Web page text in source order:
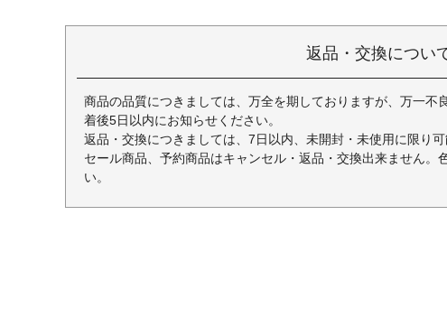
返品・交換につい
商品の品質につきましては、万全を期しておりますが、万一不
着後5日以内にお知らせください。
返品・交換につきましては、7日以内、未開封・未使用に限り可
セール商品、予約商品はキャンセル・返品・交換出来ません。
い。